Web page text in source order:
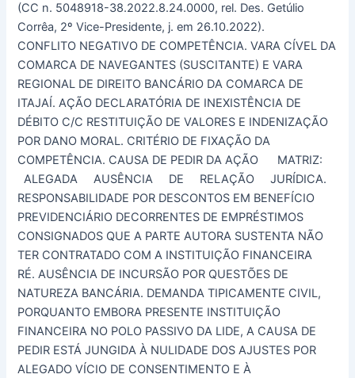
(CC n. 5048918-38.2022.8.24.0000, rel. Des. Getúlio
Corrêa, 2º Vice-Presidente, j. em 26.10.2022).
CONFLITO NEGATIVO DE COMPETÊNCIA. VARA CÍVEL DA
COMARCA DE NAVEGANTES (SUSCITANTE) E VARA
REGIONAL DE DIREITO BANCÁRIO DA COMARCA DE
ITAJAÍ. AÇÃO DECLARATÓRIA DE INEXISTÊNCIA DE
DÉBITO C/C RESTITUIÇÃO DE VALORES E INDENIZAÇÃO
POR DANO MORAL. CRITÉRIO DE FIXAÇÃO DA
COMPETÊNCIA. CAUSA DE PEDIR DA AÇÃO MATRIZ:
ALEGADA AUSÊNCIA DE RELAÇÃO JURÍDICA.
RESPONSABILIDADE POR DESCONTOS EM BENEFÍCIO
PREVIDENCIÁRIO DECORRENTES DE EMPRÉSTIMOS
CONSIGNADOS QUE A PARTE AUTORA SUSTENTA NÃO
TER CONTRATADO COM A INSTITUIÇÃO FINANCEIRA
RÉ. AUSÊNCIA DE INCURSÃO POR QUESTÕES DE
NATUREZA BANCÁRIA. DEMANDA TIPICAMENTE CIVIL,
PORQUANTO EMBORA PRESENTE INSTITUIÇÃO
FINANCEIRA NO POLO PASSIVO DA LIDE, A CAUSA DE
PEDIR ESTÁ JUNGIDA À NULIDADE DOS AJUSTES POR
ALEGADO VÍCIO DE CONSENTIMENTO E À